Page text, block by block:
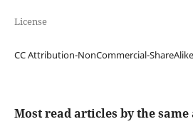
License
CC Attribution-NonCommercial-
Most read articles by the